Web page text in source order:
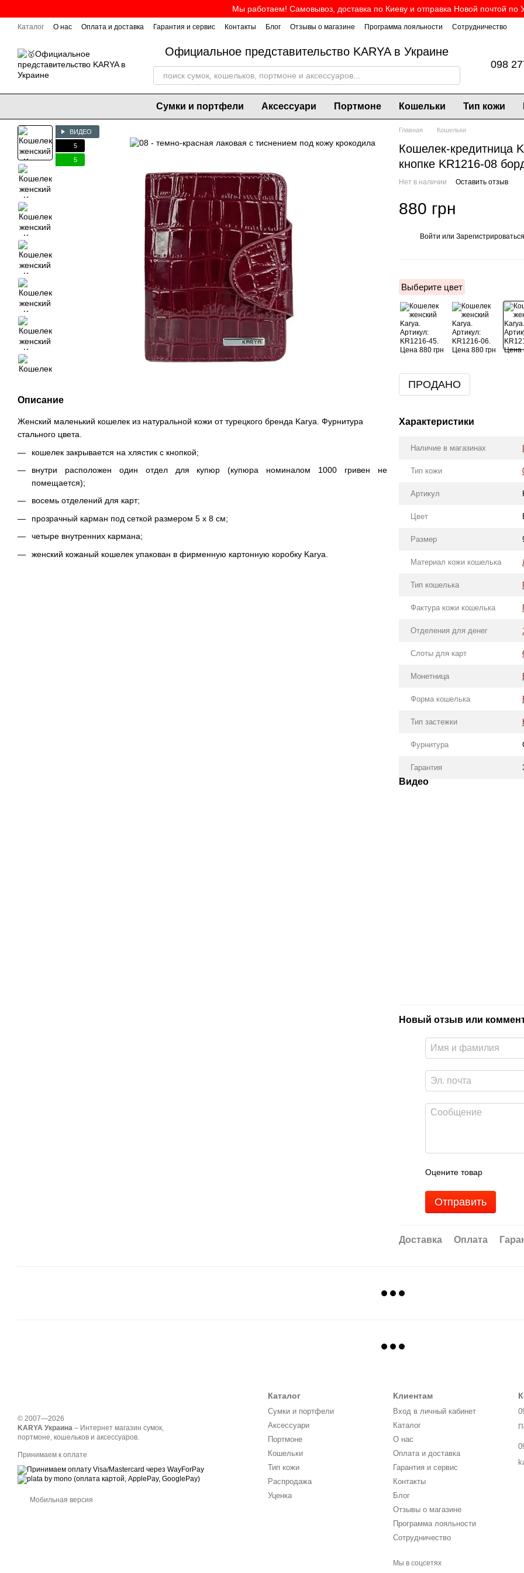
Мы работаем! Самовывоз, доставка по Киеву и отправка Новой почтой по
Каталог О нас Оплата и доставка Гарантия и сервис Контакты Блог Отзывы о магазине Программа лояльности Сотрудничество
Официальное представительство KARYA в Украине
098
Сумки и портфели Аксессуари Портмоне Кошельки Тип кожи
ВИДЕО
5
5
Описание
Женский маленький кошелек из натуральной кожи от турецкого бренда Karya. Фурнитура
стального цвета.
кошелек закрывается на хлястик с кнопкой;
внутри расположен один отдел для купюр (купюра номиналом 1000 гривен не
помещается);
восемь отделений для карт;
прозрачный карман под сеткой размером 5 х 8 см;
четыре внутренних кармана;
женский кожаный кошелек упакован в фирменную картонную коробку Karya.
Главная Кошельки
Кошелек-кредитница
кнопке KR1216-08
Нет в наличии Оставить отзыв
880 грн
Войти или Зарегистрироваться
Выберите цвет
ПРОДАНО
Характеристики
Наличие в магазинах
Тип кожи
Артикул
Цвет
Размер
Материал кожи кошелька
Тип кошелька
Фактура кожи кошелька
Отделения для денег
Слоты для карт
Монетница
Форма кошелька
Тип застежки
Фурнитура
Гарантия
Видео
Новый отзыв или
Оцените товар
Отправить
Доставка Оплата
© 2007—2026
KARYA Украина – Интернет магазин сумок,
портмоне, кошельков и аксессуаров.
Принимаем к оплате
Мобильная версия
Каталог
Сумки и портфели
Аксессуари
Портмоне
Кошельки
Тип кожи
Распродажа
Уценка
Клиентам
Вход в личный кабинет
Каталог
О нас
Оплата и доставка
Гарантия и сервис
Контакты
Блог
Отзывы о магазине
Программа лояльности
Сотрудничество
Мы в соцсетях